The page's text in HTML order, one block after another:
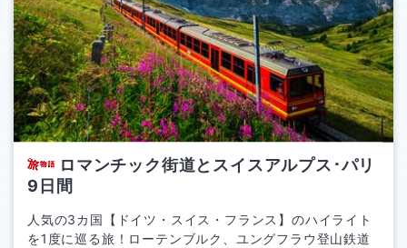
ロマンチック街道とスイスアルプス･パリ
9日間
人気の3カ国【ドイツ・スイス・フランス】のハイライト
を1度に巡る旅！ローテンブルク、ユングフラウ登山鉄道